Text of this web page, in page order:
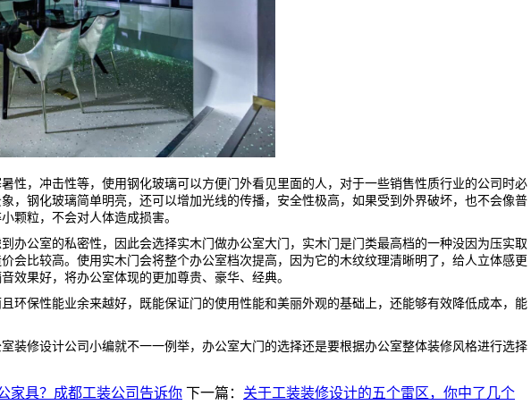
性，冲击性等，使用钢化玻璃可以方便门外看见里面的人，对于一些销售性质行业的公司时必
，钢化玻璃简单明亮，还可以增加光线的传播，安全性极高，如果受到外界破坏，也不会像普
颗粒，不会对人体造成损害。
办公室的私密性，因此会选择实木门做办公室大门，实木门是门类最高档的一种没因为压实取
会比较高。使用实木门会将整个办公室档次提高，因为它的木纹纹理清晰明了，给人立体感更
效果好，将办公室体现的更加尊贵、豪华、经典。
环保性能业余来越好，既能保证门的使用性能和美丽外观的基础上，还能够有效降低成本，能
装修设计公司小编就不一一例举，办公室大门的选择还是要根据办公室整体装修风格进行选择
家具？成都工装公司告诉你 下一篇： 关于工装装修设计的五个雷区，你中了几个